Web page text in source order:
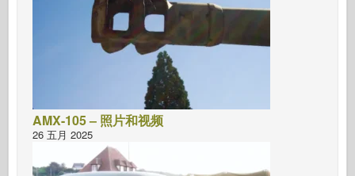
AMX-105 – 照片和视频
26 五月 2025